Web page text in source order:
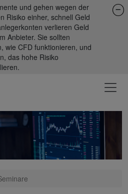
und gehen wegen der
Risiko einher, schnell Geld
verlieren Geld
Anbieter. Sie sollten
wie CFD funktionieren, und
das hohe Risiko